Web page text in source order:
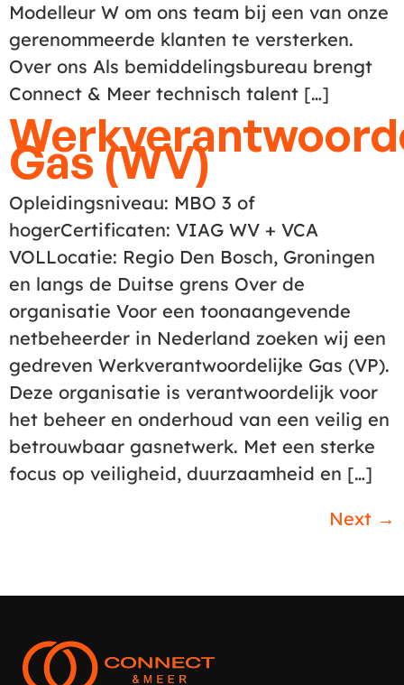
Modelleur W om ons team bij een van onze
gerenommeerde klanten te versterken.
Over ons Als bemiddelingsbureau brengt
Connect & Meer technisch talent […]
Gas (WV)
Opleidingsniveau: MBO 3 of
hogerCertificaten: VIAG WV + VCA
VOLLocatie: Regio Den Bosch, Groningen
en langs de Duitse grens Over de
organisatie Voor een toonaangevende
netbeheerder in Nederland zoeken wij een
gedreven Werkverantwoordelijke Gas (VP).
Deze organisatie is verantwoordelijk voor
het beheer en onderhoud van een veilig en
betrouwbaar gasnetwerk. Met een sterke
focus op veiligheid, duurzaamheid en […]
Next →